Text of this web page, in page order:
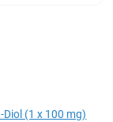
Diol (1 x 100 mg)